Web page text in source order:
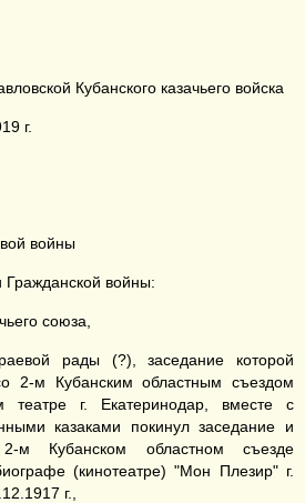
Кубанского казачьего войска
г.
войны
войны:
союза,
рады (?), заседание которой
2-м Кубанским областным съездом
театре г. Екатеринодар, вместе с
казаками покинул заседание и
м Кубанском областном съезде
(кинотеатре) "Мон Плезир" г.
г.,